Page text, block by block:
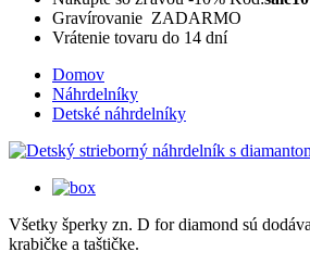
Gravírovanie ZADARMO
Vrátenie tovaru do 14 dní
Domov
Náhrdelníky
Detské náhrdelníky
Všetky šperky zn. D for diamond sú
krabičke a taštičke.